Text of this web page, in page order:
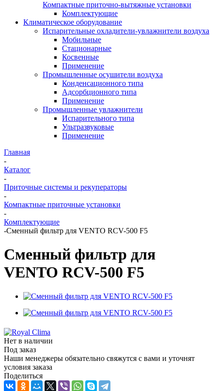
Компактные приточно-вытяжные установки
Комплектующие
Климатическое оборудование
Испарительные охладители-увлажнители воздуха
Мобильные
Стационарные
Косвенные
Применение
Промышленные осушители воздуха
Конденсационного типа
Адсорбционного типа
Применение
Промышленные увлажнители
Испарительного типа
Ультразвуковые
Применение
Главная
-
Каталог
-
Приточные системы и рекуператоры
-
Компактные приточные установки
-
Комплектующие
-Сменный фильтр для VENTO RCV-500 F5
Сменный фильтр для
VENTO RCV-500 F5
Нет в наличии
Под заказ
Наши менеджеры обязательно свяжутся с вами и уточнят
условия заказа
Поделиться